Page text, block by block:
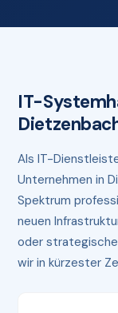
IT-
Als IT-
Unternehmen in
Spektrum
neuen
oder
wir in kürzester